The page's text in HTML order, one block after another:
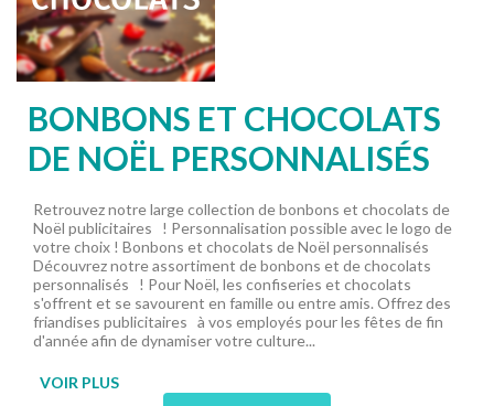
BONBONS ET CHOCOLATS
DE NOËL PERSONNALISÉS
Retrouvez notre large collection de bonbons et chocolats de
Noël publicitaires ! Personnalisation possible avec le logo de
votre choix ! Bonbons et chocolats de Noël personnalisés
Découvrez notre assortiment de bonbons et de chocolats
personnalisés ! Pour Noël, les confiseries et chocolats
s'offrent et se savourent en famille ou entre amis. Offrez des
friandises publicitaires à vos employés pour les fêtes de fin
d'année afin de dynamiser votre culture...
VOIR PLUS